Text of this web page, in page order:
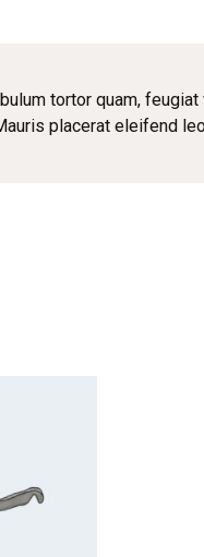
tortor quam,
placerat eleifend